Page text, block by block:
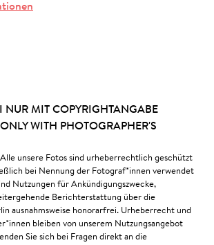
NUR MIT COPYRIGHTANGABE
ONLY WITH PHOTOGRAPHER'S
Alle unsere Fotos sind urheberrechtlich geschützt
bei Nennung der Fotograf*innen verwendet
Nutzungen für Ankündigungszwecke,
Berichterstattung über die
ausnahmsweise honorarfrei. Urheberrecht und
bleiben von unserem Nutzungsangebot
Sie sich bei Fragen direkt an die